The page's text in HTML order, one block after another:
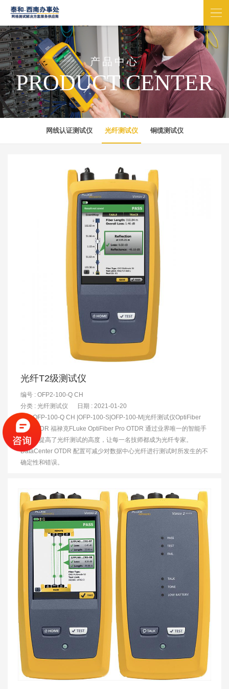
产品中心
PRODUCT CENTER
网线认证测试仪 光纤测试仪 铜缆测试仪
光纤T2级测试仪
编号 : OFP2-100-Q CH
分类 : 光纤测试仪 日期 : 2021-01-20
OFP-100-Q CH |OFP-100-S|OFP-100-M|光纤测试仪OptiFiber
Pro OTDR 福禄克FLuke OptiFiber Pro OTDR 通过业界唯一的智能手
机界面提高了光纤测试的高度，让每一名技师都成为光纤专家。
DataCenter OTDR 配置可减少对数据中心光纤进行测试时所发生的不
确定性和错误。